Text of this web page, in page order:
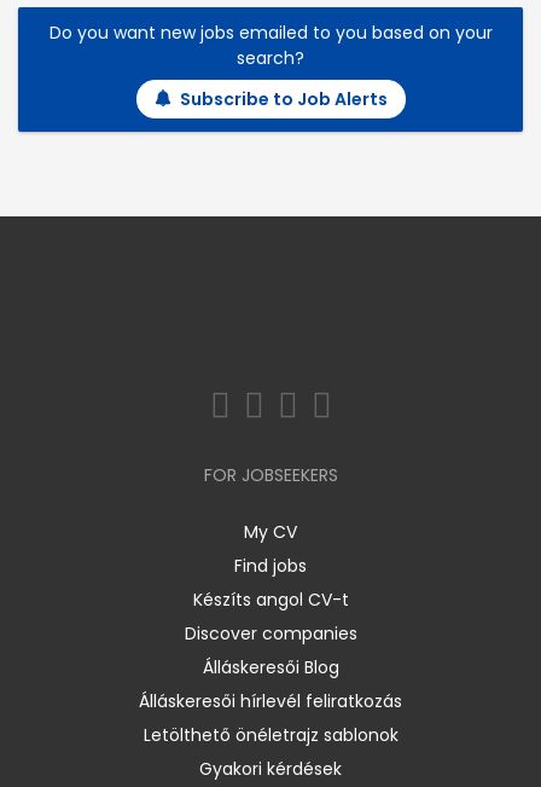
Do you want new jobs emailed to you based on your
search?
Subscribe to Job Alerts
FOR JOBSEEKERS
My CV
Find jobs
Készíts angol CV-t
Discover companies
Álláskeresői Blog
Álláskeresői hírlevél feliratkozás
Letölthető önéletrajz sablonok
Gyakori kérdések